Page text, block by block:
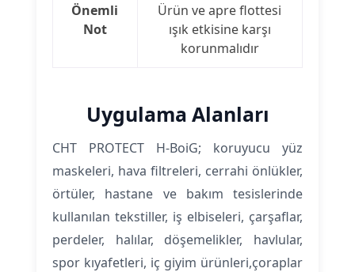
Önemli
Not
Ürün ve apre flottesi
ışık etkisine karşı
korunmalıdır
Uygulama Alanları
CHT PROTECT H-BoiG; koruyucu yüz
maskeleri, hava filtreleri, cerrahi önlükler,
örtüler, hastane ve bakım tesislerinde
kullanılan tekstiller, iş elbiseleri, çarşaflar,
perdeler, halılar, döşemelikler, havlular,
spor kıyafetleri, iç giyim ürünleri,çoraplar